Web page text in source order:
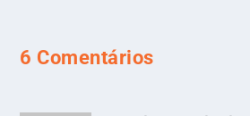
6 Comentários